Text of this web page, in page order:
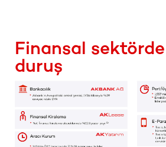
Finansal
duruş